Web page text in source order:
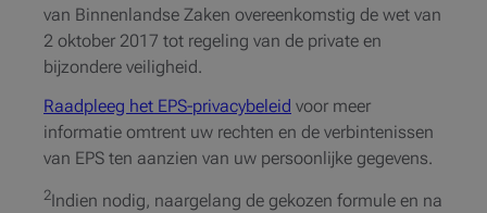
van Binnenlandse Zaken overeenkomstig de wet van
2 oktober 2017 tot regeling van de private en
bijzondere veiligheid.
Raadpleeg het EPS-privacybeleid voor meer
informatie omtrent uw rechten en de verbintenissen
van EPS ten aanzien van uw persoonlijke gegevens.
2Indien nodig, naargelang de gekozen formule en na